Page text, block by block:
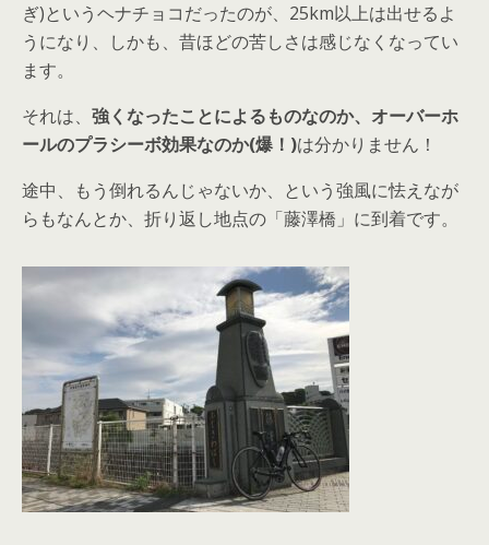
ぎ)というヘナチョコだったのが、25km以上は出せるよ
うになり、しかも、昔ほどの苦しさは感じなくなってい
ます。
それは、 強くなったことによるものなのか、オーバーホ
ールのプラシーボ効果なのか(爆！)は分かりません！
途中、もう倒れるんじゃないか、という強風に怯えなが
らもなんとか、折り返し地点の「藤澤橋」に到着です。